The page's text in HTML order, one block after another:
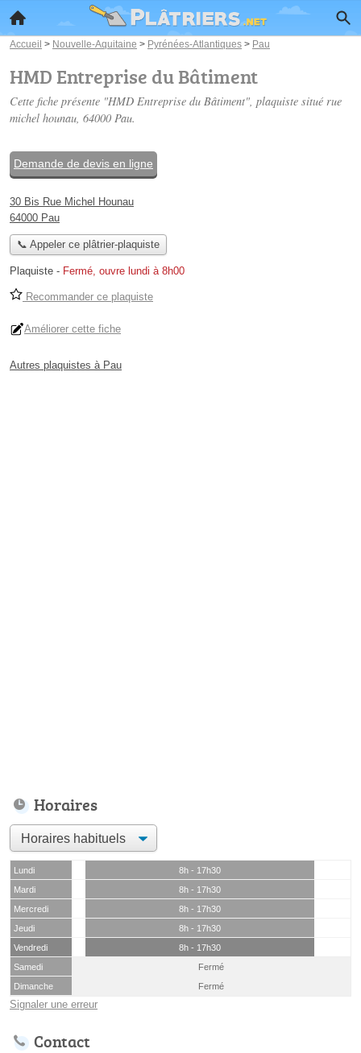
Accueil > Nouvelle-Aquitaine > Pyrénées-Atlantiques > Pau
HMD Entreprise du Bâtiment
Cette fiche présente "HMD Entreprise du Bâtiment", plaquiste situé rue
michel hounau, 64000 Pau.
Demande de devis en ligne
30 Bis Rue Michel Hounau
64000 Pau
📞 Appeler ce plâtrier-plaquiste
Plaquiste - Fermé, ouvre lundi à 8h00
Recommander ce plaquiste
Améliorer cette fiche
Autres plaquistes à Pau
Horaires
Lundi
8h - 17h30
Mardi
8h - 17h30
Mercredi
8h - 17h30
Jeudi
8h - 17h30
Vendredi
8h - 17h30
Samedi
Fermé
Dimanche
Fermé
Signaler une erreur
Contact